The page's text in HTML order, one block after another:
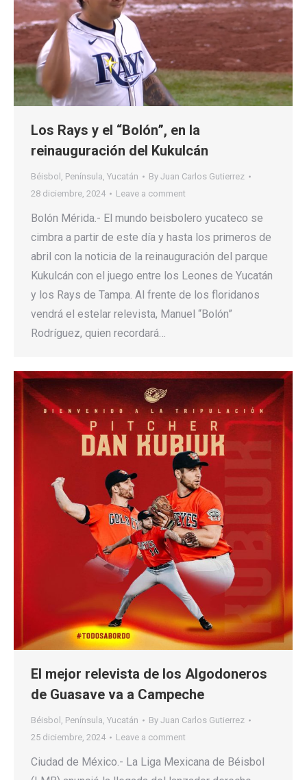
Los Rays y el “Bolón”, en la
reinauguración del Kukulcán
Béisbol , Península, Yucatán By Juan Carlos Gutierrez
28 diciembre, 2024
Leave a comment
Bolón Mérida.- El mundo beisbolero yucateco se
cimbra a partir de este día y hasta los primeros de
abril con la noticia de la reinauguración del parque
Kukulcán con el juego entre los Leones de Yucatán
y los Rays de Tampa. Al frente de los floridanos
vendrá el estelar relevista, Manuel “Bolón”
Rodríguez, quien recordará…
El mejor relevista de los Algodoneros
de Guasave va a Campeche
Béisbol , Península, Yucatán By Juan Carlos Gutierrez
25 diciembre, 2024
Leave a comment
Ciudad de México.- La Liga Mexicana de Béisbol